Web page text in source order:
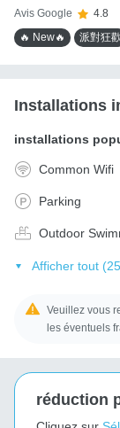
Avis Google
4.8
🔥 New🔥
派對狂歡
Installations
installations
Common Wifi
Parking
Outdoor
Afficher tout
Veuillez vous
les éventuels
réduction